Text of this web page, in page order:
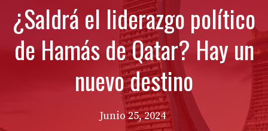
¿Saldrá el liderazgo político
de Hamás de Qatar? Hay un
nuevo destino
Junio 25, 2024